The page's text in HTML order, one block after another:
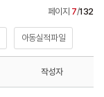
페이지 7/132
아동실적파일
작성자